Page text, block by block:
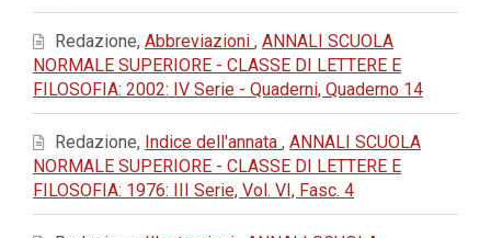
Redazione, Abbreviazioni , ANNALI SCUOLA
NORMALE SUPERIORE - CLASSE DI LETTERE E
FILOSOFIA: 2002: IV Serie - Quaderni, Quaderno 14
Redazione, Indice dell'annata , ANNALI SCUOLA
NORMALE SUPERIORE - CLASSE DI LETTERE E
FILOSOFIA: 1976: III Serie, Vol. VI, Fasc. 4